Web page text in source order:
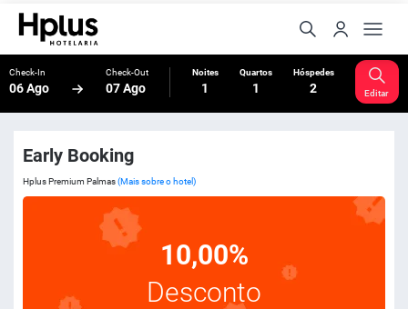
Check-In
06 Ago
Check-Out
07 Ago
Noites
1
Quartos
1
Hóspedes
2 Editar
Early Booking
Hplus Premium Palmas(Mais sobre o hotel)
10,00%
Desconto